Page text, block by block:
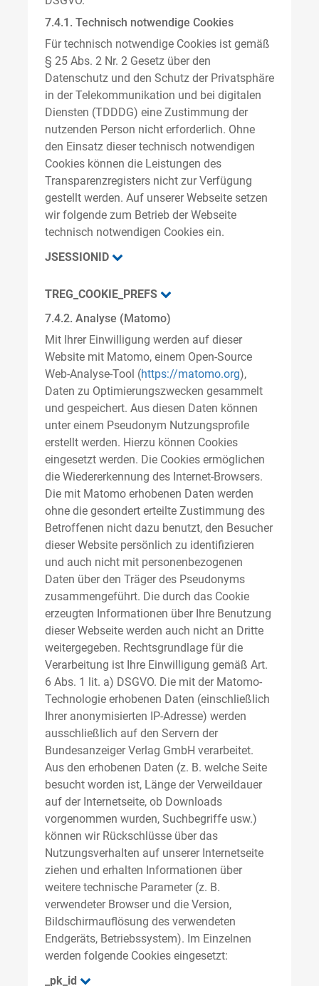
7.4.1. Technisch notwendige Cookies
Für technisch notwendige Cookies ist gemäß
§ 25 Abs. 2 Nr. 2 Gesetz über den
Datenschutz und den Schutz der Privatsphäre
in der Telekommunikation und bei digitalen
Diensten (TDDDG) eine Zustimmung der
nutzenden Person nicht erforderlich. Ohne
den Einsatz dieser technisch notwendigen
Cookies können die Leistungen des
Transparenzregisters nicht zur Verfügung
gestellt werden. Auf unserer Webseite setzen
wir folgende zum Betrieb der Webseite
technisch notwendigen Cookies ein.
JSESSIONID
TREG_COOKIE_PREFS
7.4.2. Analyse (Matomo)
Mit Ihrer Einwilligung werden auf dieser
Website mit Matomo, einem Open-Source
Web-Analyse-Tool (https://matomo.org),
Daten zu Optimierungszwecken gesammelt
und gespeichert. Aus diesen Daten können
unter einem Pseudonym Nutzungsprofile
erstellt werden. Hierzu können Cookies
eingesetzt werden. Die Cookies ermöglichen
die Wiedererkennung des Internet-Browsers.
Die mit Matomo erhobenen Daten werden
ohne die gesondert erteilte Zustimmung des
Betroffenen nicht dazu benutzt, den Besucher
dieser Website persönlich zu identifizieren
und auch nicht mit personenbezogenen
Daten über den Träger des Pseudonyms
zusammengeführt. Die durch das Cookie
erzeugten Informationen über Ihre Benutzung
dieser Webseite werden auch nicht an Dritte
weitergegeben. Rechtsgrundlage für die
Verarbeitung ist Ihre Einwilligung gemäß Art.
6 Abs. 1 lit. a) DSGVO. Die mit der Matomo-
Technologie erhobenen Daten (einschließlich
Ihrer anonymisierten IP-Adresse) werden
ausschließlich auf den Servern der
Bundesanzeiger Verlag GmbH verarbeitet.
Aus den erhobenen Daten (z. B. welche Seite
besucht worden ist, Länge der Verweildauer
auf der Internetseite, ob Downloads
vorgenommen wurden, Suchbegriffe usw.)
können wir Rückschlüsse über das
Nutzungsverhalten auf unserer Internetseite
ziehen und erhalten Informationen über
weitere technische Parameter (z. B.
verwendeter Browser und die Version,
Bildschirmauflösung des verwendeten
Endgeräts, Betriebssystem). Im Einzelnen
werden folgende Cookies eingesetzt:
_pk_id